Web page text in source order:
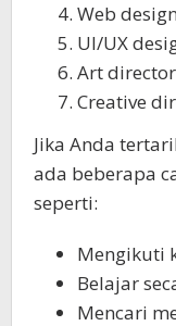
Web
UI/UX
Art director
Creative
Jika Anda
ada beberapa
seperti:
Mengikuti
Belajar
Mencari